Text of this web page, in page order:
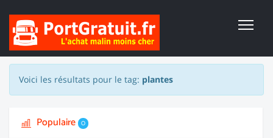
Voici les résultats pour le tag: plantes
Populaire 0